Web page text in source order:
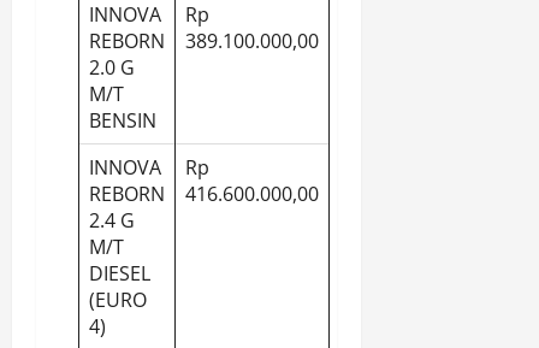
INNOVA
REBORN
2.0 G
M/T
BENSIN
Rp
389.100.000,00
INNOVA
REBORN
2.4 G
M/T
DIESEL
(EURO
4)
Rp
416.600.000,00